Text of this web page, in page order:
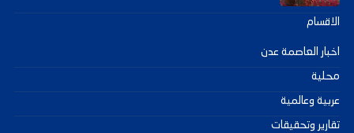
الاقسام
اخبار العاصمة عدن
محلية
عربية وعالمية
تقارير وتحقيقات